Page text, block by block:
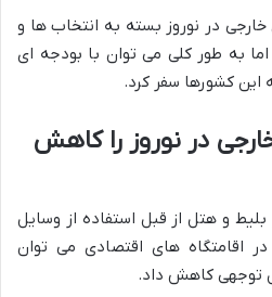
در نوروز بسته به انتخاب ها و
به طور کلی می توان با بودجه ای
در نوروز را کاهش
بلیط و هتل از قبل استفاده از وسایل
اقامتگاه های اقتصادی می توان
توجهی کاهش داد.